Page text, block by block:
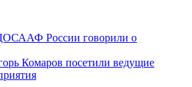
России говорили о
Комаров посетили ведущие